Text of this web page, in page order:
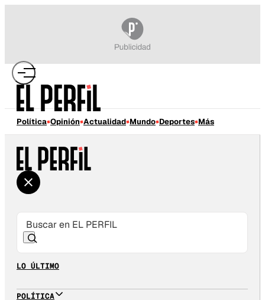
Política Opinión Actualidad Mundo Deportes Más
LO ÚLTIMO
POLÍTICA